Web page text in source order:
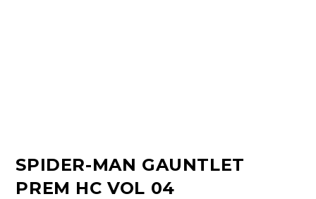
SPIDER-MAN GAUNTLET
PREM HC VOL 04